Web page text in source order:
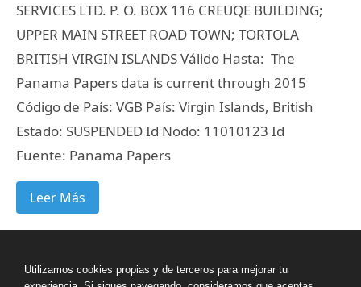
SERVICES LTD. P. O. BOX 116 CREUQE BUILDING;
UPPER MAIN STREET ROAD TOWN; TORTOLA
BRITISH VIRGIN ISLANDS Válido Hasta: The
Panama Papers data is current through 2015
Código de País: VGB País: Virgin Islands, British
Estado: SUSPENDED Id Nodo: 11010123 Id
Fuente: Panama Papers
Leer Más
Utilizamos cookies propias y de terceros para mejorar tu